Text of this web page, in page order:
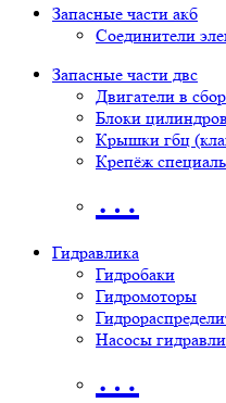
Запасные части акб
Соединители
Запасные части двс
Двигатели в
Блоки цилиндров
Крышки гбц
Крепёж
…
Гидравлика
Гидробаки
Гидромоторы
Насосы
…